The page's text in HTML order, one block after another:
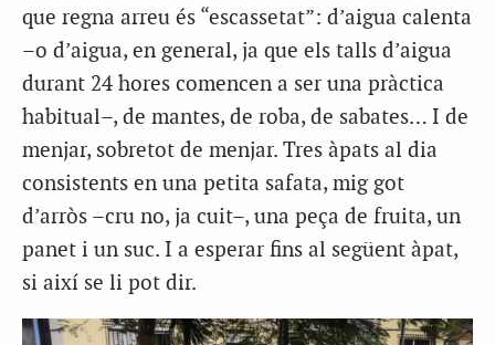
que regna arreu és “escassetat”: d’aigua calenta
–o d’aigua, en general, ja que els talls d’aigua
durant 24 hores comencen a ser una pràctica
habitual–, de mantes, de roba, de sabates… I de
menjar, sobretot de menjar. Tres àpats al dia
consistents en una petita safata, mig got
d’arròs –cru no, ja cuit–, una peça de fruita, un
panet i un suc. I a esperar fins al següent àpat,
si així se li pot dir.